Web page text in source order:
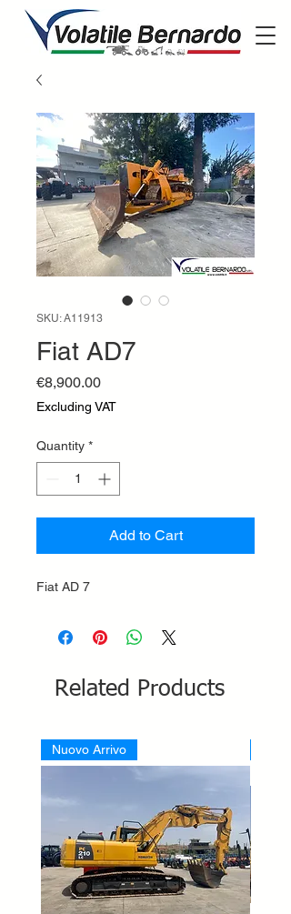
SKU: A11913
Fiat AD7
€8,900.00Price
Excluding VAT
Quantity *
Add to Cart
Fiat AD 7
Related Products
Nuovo Arrivo